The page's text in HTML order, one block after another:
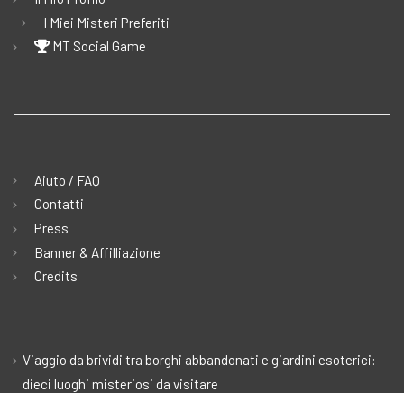
I Miei Misteri Preferiti
MT Social Game
Aiuto / FAQ
Contatti
Press
Banner & Affilliazione
Credits
Viaggio da brividi tra borghi abbandonati e giardini esoterici:
dieci luoghi misteriosi da visitare